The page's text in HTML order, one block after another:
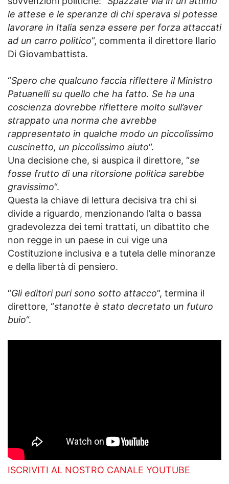
le attese e le speranze di chi sperava si potesse
lavorare in Italia senza essere per forza attaccati
ad un carro politico“, commenta il direttore Ilario
Di Giovambattista.
“Spero che qualcuno faccia riflettere il Ministro
Patuanelli su quello che ha fatto. Se ha una
coscienza dovrebbe riflettere molto sull’aver
strappato una norma che avrebbe
rappresentato in qualche modo un piccolissimo
cuscinetto, un piccolissimo aiuto“.
Una decisione che, si auspica il direttore, “se
fosse frutto di una ritorsione politica sarebbe
gravissimo“.
Questa la chiave di lettura decisiva tra chi si
divide a riguardo, menzionando l’alta o bassa
gradevolezza dei temi trattati, un dibattito che
non regge in un paese in cui vige una
Costituzione inclusiva e a tutela delle minoranze
e della libertà di pensiero.
“Gli editori puri sono sotto attacco“, termina il
direttore, “stanotte è stato decretato un futuro
buio“.
ISCRIVITI AL NOSTRO CANALE YOUTUBE